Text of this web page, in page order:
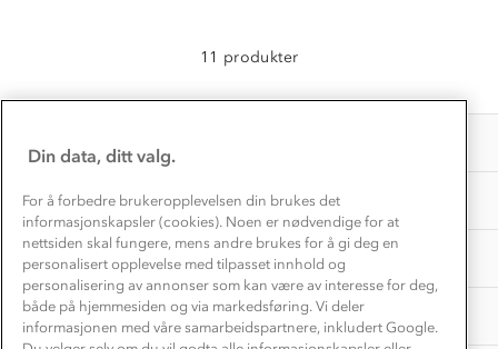
11 produkter
OM OSS
TIPS OG RÅD
EL-retur
Store størrelser
Turmat oppskrifter
Beredskap
AKTIVITETER
Få turinspirasjon og tips her⛰
Storms turtips🐿️
Leirskole 🥾
Barnehageansatt
Tips til hyttetur
Din data, ditt valg.
For å forbedre brukeropplevelsen din brukes det
informasjonskapsler (cookies). Noen er nødvendige for at
nettsiden skal fungere, mens andre brukes for å gi deg en
personalisert opplevelse med tilpasset innhold og
personalisering av annonser som kan være av interesse for deg,
både på hjemmesiden og via markedsføring. Vi deler
informasjonen med våre samarbeidspartnere, inkludert Google.